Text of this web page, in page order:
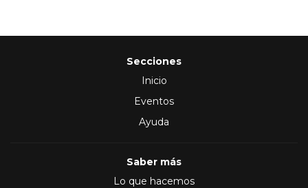
Secciones
Inicio
Eventos
Ayuda
Saber más
Lo que hacemos